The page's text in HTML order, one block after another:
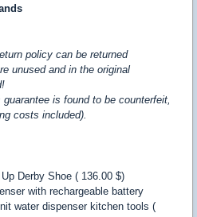
policy can be returned
unused and in the original
is found to be counterfeit,
costs included).
Derby Shoe ( 136.00 $)
with rechargeable battery
water dispenser kitchen tools (